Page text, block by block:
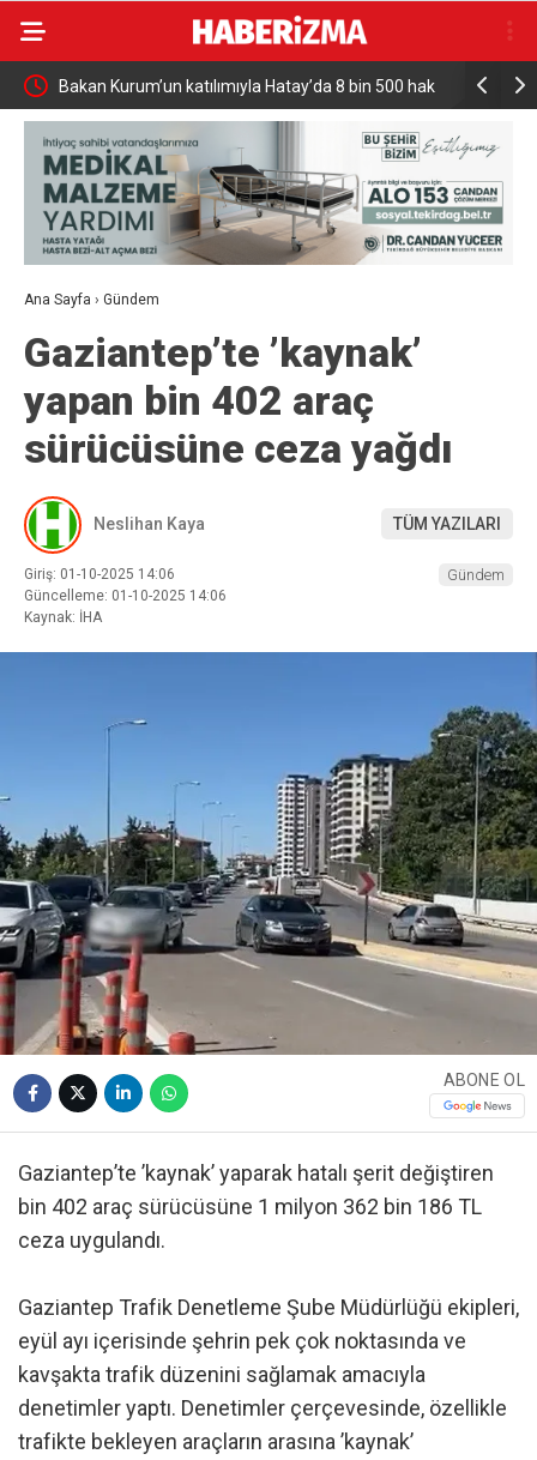
Bakan Kurum’un katılımıyla Hatay’da 8 bin 500 hak
sahibinin konutu belirlendi
Türkiye
Milyar
Ana Sayfa › Gündem
Gaziantep’te ’kaynak’
yapan bin 402 araç
sürücüsüne ceza yağdı
Neslihan Kaya TÜM YAZILARI
Giriş: 01-10-2025 14:06
Güncelleme: 01-10-2025 14:06
Kaynak: İHA
Gündem
ABONE OL
Gaziantep’te ’kaynak’ yaparak hatalı şerit değiştiren
bin 402 araç sürücüsüne 1 milyon 362 bin 186 TL
ceza uygulandı.
Gaziantep Trafik Denetleme Şube Müdürlüğü ekipleri,
eyül ayı içerisinde şehrin pek çok noktasında ve
kavşakta trafik düzenini sağlamak amacıyla
denetimler yaptı. Denetimler çerçevesinde, özellikle
trafikte bekleyen araçların arasına ’kaynak’